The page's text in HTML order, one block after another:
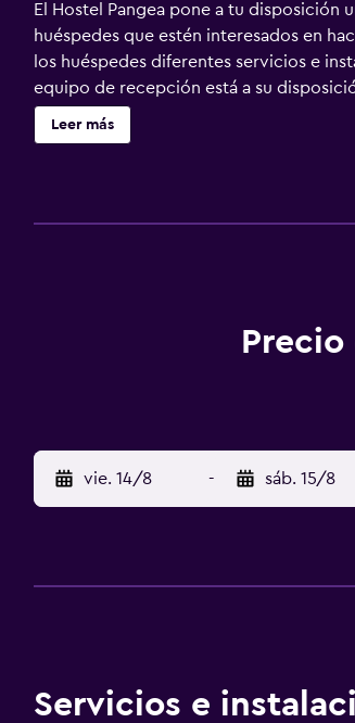
El Hostel Pangea pone a tu disposición
huéspedes que estén interesados en
los huéspedes diferentes servicios e
equipo de recepción está a su
Pangea dispone de 50 habitaciones
de San José, como el Centro
Leer más
Precio
vie. 14/8 - sáb. 15/8
Servicios e